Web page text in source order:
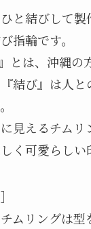
と結びして
指輪です。
とは、沖縄の
結び』は人
見えるチム
く可愛らしい
ムリングは型